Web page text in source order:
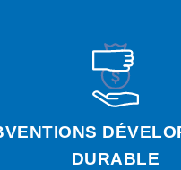
DURABLE